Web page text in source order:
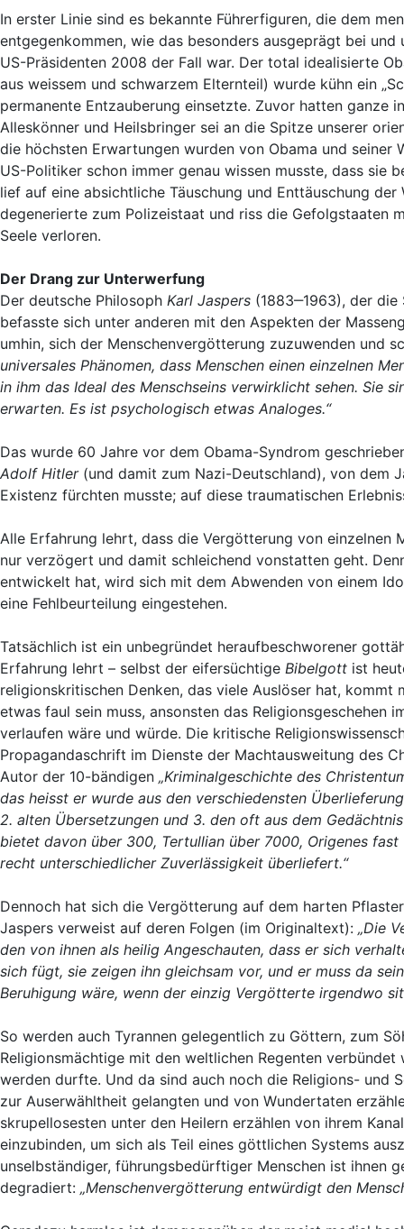
In erster Linie sind es bekannte Führerfiguren, die dem
entgegenkommen, wie das besonders ausgeprägt bei
US-Präsidenten 2008 der Fall war. Der total idealisierte
aus weissem und schwarzem Elternteil) wurde kühn ein
permanente Entzauberung einsetzte. Zuvor hatten ganze
Alleskönner und Heilsbringer sei an die Spitze unserer
die höchsten Erwartungen wurden von Obama und seiner
US-Politiker schon immer genau wissen musste, dass sie
lief auf eine absichtliche Täuschung und Enttäuschung
degenerierte zum Polizeistaat und riss die Gefolgstaaten
Seele verloren.
Der Drang zur Unterwerfung
Der deutsche Philosoph Karl Jaspers (1883‒1963), der
befasste sich unter anderen mit den Aspekten der
umhin, sich der Menschenvergötterung zuzuwenden und
universales Phänomen, dass Menschen einen einzelnen
in ihm das Ideal des Menschseins verwirklicht sehen. Sie
erwarten. Es ist psychologisch etwas Analoges.“
Das wurde 60 Jahre vor dem Obama-Syndrom
Adolf Hitler(und damit zum Nazi-Deutschland), von dem
Existenz fürchten musste; auf diese traumatischen
Alle Erfahrung lehrt, dass die Vergötterung von einzelnen
nur verzögert und damit schleichend vonstatten geht.
entwickelt hat, wird sich mit dem Abwenden von einem
eine Fehlbeurteilung eingestehen.
Tatsächlich ist ein unbegründet heraufbeschworener
Erfahrung lehrt – selbst der eifersüchtige Bibelgott ist
religionskritischen Denken, das viele Auslöser hat, kommt
etwas faul sein muss, ansonsten das Religionsgeschehen
verlaufen wäre und würde. Die kritische
Propagandaschrift im Dienste der Machtausweitung des
Autor der 10-bändigen „Kriminalgeschichte des
das heisst er wurde aus den verschiedensten
2. alten Übersetzungen und 3. den oft aus dem
bietet davon über 300, Tertullian über 7000, Origenes
recht unterschiedlicher Zuverlässigkeit überliefert.“
Dennoch hat sich die Vergötterung auf dem harten
Jaspers verweist auf deren Folgen (im Originaltext): „Die
den von ihnen als heilig Angeschauten, dass er sich
sich fügt, sie zeigen ihn gleichsam vor, und er muss da
Beruhigung wäre, wenn der einzig Vergötterte irgendwo
So werden auch Tyrannen gelegentlich zu Göttern, zum
Religionsmächtige mit den weltlichen Regenten
werden durfte. Und da sind auch noch die Religions- und
zur Auserwähltheit gelangten und von Wundertaten
skrupellosesten unter den Heilern erzählen von ihrem
einzubinden, um sich als Teil eines göttlichen Systems
unselbständiger, führungsbedürftiger Menschen ist ihnen
degradiert: „Menschenvergötterung entwürdigt den